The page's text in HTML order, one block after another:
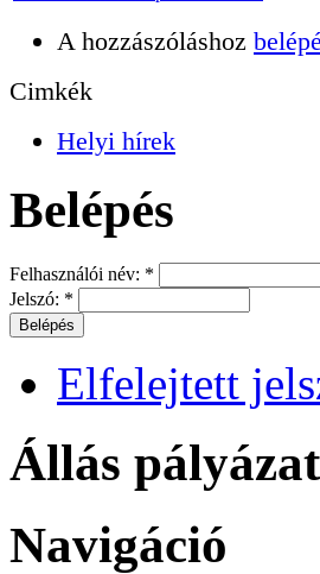
A hozzászóláshoz
Cimkék
Helyi hírek
Belépés
Felhasználói név: *
Jelszó: *
Elfelejtett
Állás pályázat
Navigáció